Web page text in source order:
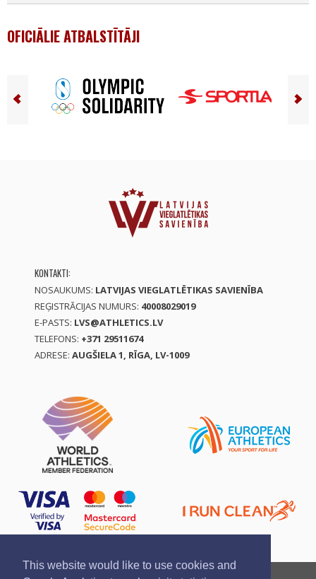
This website would like to use cookies and
OFICIĀLIE ATBALSTĪTĀJI
KONTAKTI:
NOSAUKUMS: LATVIJAS VIEGLATLĒTIKAS SAVIENĪBA
REĢISTRĀCIJAS NUMURS: 40008029019
E-PASTS: LVS@ATHLETICS.LV
TELEFONS: +371 29511674
ADRESE: AUGŠIELA 1, RĪGA, LV-1009